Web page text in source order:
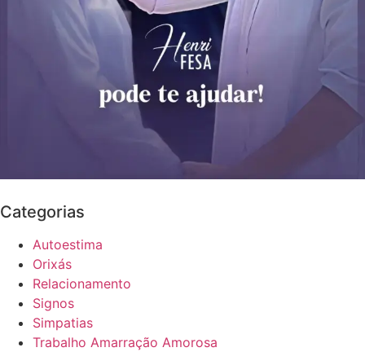
Categorias
Autoestima
Orixás
Relacionamento
Signos
Simpatias
Trabalho Amarração Amorosa